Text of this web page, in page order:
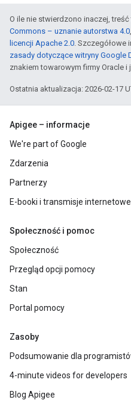
O ile nie stwierdzono inaczej,
Commons – uznanie autorstwa 4.0
licencji Apache 2.0. Szczegółowe
zasady dotyczące witryny Google
znakiem towarowym firmy Oracle
Ostatnia aktualizacja: 2026-02-17
Apigee – informacje
We're part of Google
Zdarzenia
Partnerzy
E-booki i transmisje internetowe
Społeczność i pomoc
Społeczność
Przegląd opcji pomocy
Stan
Portal pomocy
Zasoby
Podsumowanie dla
4-minute videos for developers
Blog Apigee